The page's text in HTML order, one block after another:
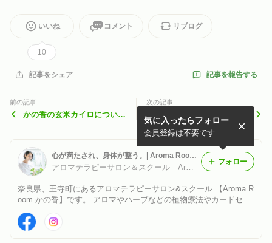
いいね
10
コメント リブログ
記事をシェア 記事を報告する
前の記事
かの香の玄米カイロについて
次の記事
HIKARIスピリットカードの
トレーナー集中講座！
心が満たされ、身体が整う。| Aroma Room かの香
奈良県、王寺町にあるアロマテラピーサロン&スクール 【Aroma R
oom かの香】です。 アロマやハーブなどの植物療法やカードセッ
ションなど、 心と身体どちらも大切にできるメニューで、 健康で
あなたらしく生きていけるようサポートします。 ご縁を大切に育
んでいます♪
気に入ったらフォロー
会員登録は不要です
フォロー